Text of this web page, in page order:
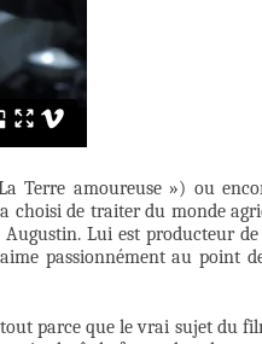
Terre amoureuse ») ou
choisi de traiter du monde
Lui est producteur
passionnément au point
parce que le vrai sujet du